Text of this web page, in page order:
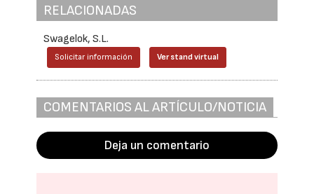
RELACIONADAS
Swagelok, S.L.
Solicitar información Ver stand virtual
COMENTARIOS AL ARTÍCULO/NOTICIA
Deja un comentario